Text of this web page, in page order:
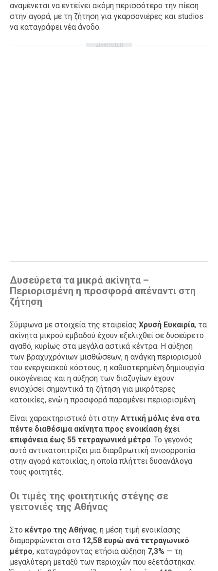
AGENDA
Agenda
Επιλογές
Εισιτήρια
αναμένεται να εντείνει ακόμη περισσότερο την πίεση
στην αγορά, με τη ζήτηση για γκαρσονιέρες και studios
να καταγράφει νέα άνοδο.
ΔΙΑΦΗΜΙΣΗ
Δυσεύρετα τα μικρά ακίνητα –
Περιορισμένη η προσφορά απέναντι στη
ζήτηση
Σύμφωνα με στοιχεία της εταιρείας Χρυσή Ευκαιρία, τα
ακίνητα μικρού εμβαδού έχουν εξελιχθεί σε δυσεύρετο
αγαθό, κυρίως στα μεγάλα αστικά κέντρα. Η αύξηση
των βραχυχρόνιων μισθώσεων, η ανάγκη περιορισμού
του ενεργειακού κόστους, η καθυστερημένη δημιουργία
οικογένειας και η αύξηση των διαζυγίων έχουν
ενισχύσει σημαντικά τη ζήτηση για μικρότερες
κατοικίες, ενώ η προσφορά παραμένει περιορισμένη.
Είναι χαρακτηριστικό ότι στην Αττική μόλις ένα στα
πέντε διαθέσιμα ακίνητα προς ενοικίαση έχει
επιφάνεια έως 55 τετραγωνικά μέτρα. Το γεγονός
αυτό αντικατοπτρίζει μια διαρθρωτική ανισορροπία
στην αγορά κατοικίας, η οποία πλήττει δυσανάλογα
τους φοιτητές.
Οι τιμές της φοιτητικής στέγης σε
γειτονιές της Αθήνας
Στο κέντρο της Αθήνας, η μέση τιμή ενοικίασης
διαμορφώνεται στα 12,58 ευρώ ανά τετραγωνικό
μέτρο, καταγράφοντας ετήσια αύξηση 7,3% — τη
μεγαλύτερη μεταξύ των περιοχών που εξετάστηκαν.